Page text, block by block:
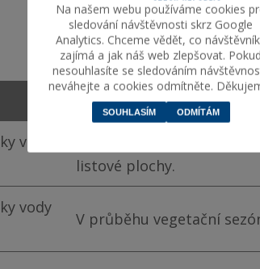
poznámka
vody
Minimálně 1 aplikace za
listové plochy.
vody
V průběhu vegetační
Na našem webu používáme cookies
sledování návštěvnosti skrz Google
Analytics. Chceme vědět, co
zajímá a jak náš web zlepšovat. Pokud
nesouhlasíte se sledováním
neváhejte a cookies odmítněte.
SOUHLASÍM ODMÍTÁM